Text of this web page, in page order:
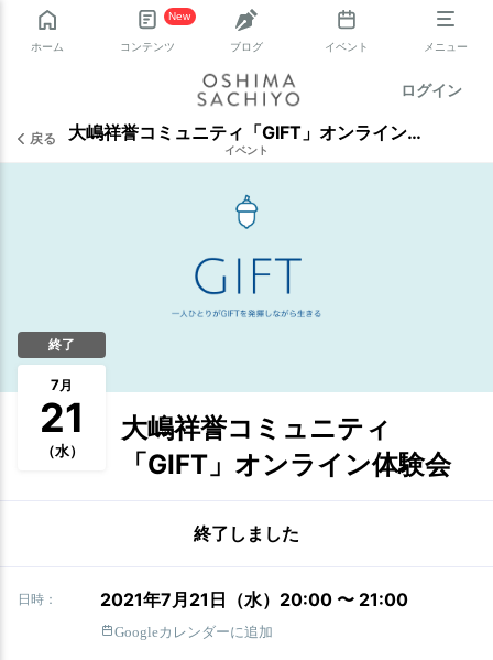
ホーム
New
コンテンツ ブログ イベント メニュー
ログイン
戻る 大嶋祥誉コミュニティ「GIFT」オンライン体験会
イベント
終了
7月
21
（水）
大嶋祥誉コミュニティ
「GIFT」オンライン体験会
終了しました
日時： 2021年7月21日（水）20:00 〜 21:00
Googleカレンダーに追加